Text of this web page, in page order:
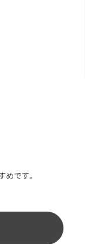
めです。